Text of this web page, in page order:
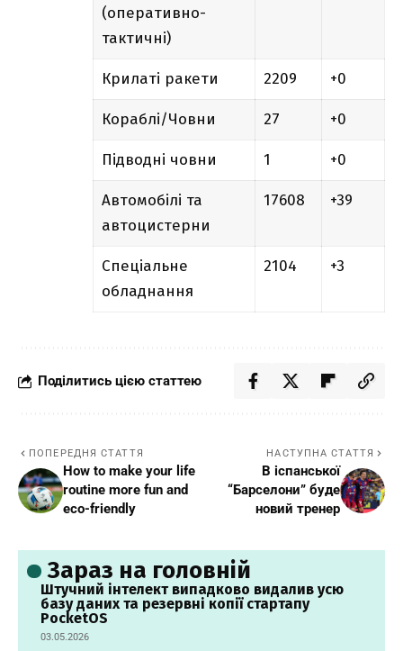
(оперативно-
тактичні)
Крилаті ракети 2209 +0
Кораблі/Човни 27 +0
Підводні човни 1 +0
Автомобілі та
автоцистерни
17608 +39
Спеціальне
обладнання
2104 +3
Поділитись цією статтею
ПОПЕРЕДНЯ СТАТТЯ
How to make your life
routine more fun and
eco-friendly
НАСТУПНА СТАТТЯ
В іспанської
“Барселони” буде
новий тренер
Зараз на головній
Штучний інтелект випадково видалив усю
базу даних та резервні копії стартапу
PocketOS
03.05.2026